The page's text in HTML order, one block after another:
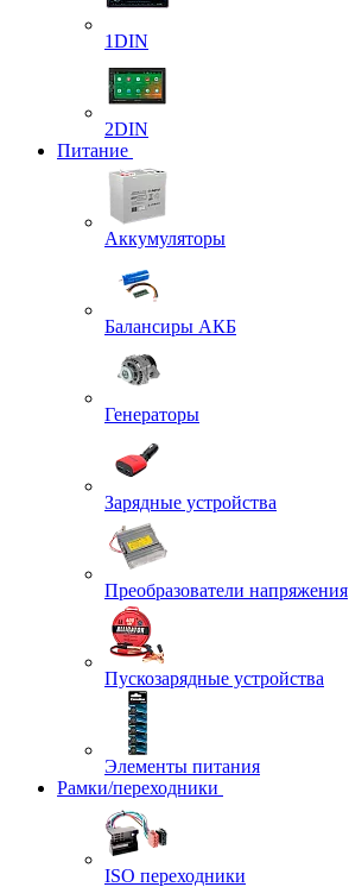
1DIN
2DIN
Питание
Аккумуляторы
Балансиры АКБ
Генераторы
Зарядные устройства
Преобразователи напряжения
Пускозарядные устройства
Элементы питания
Рамки/переходники
ISO переходники